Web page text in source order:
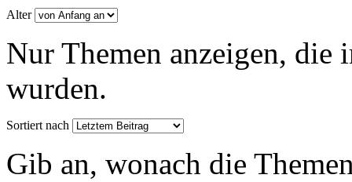
Alter
Nur Themen anzeigen, die
wurden.
Sortiert nach
Gib an, wonach die